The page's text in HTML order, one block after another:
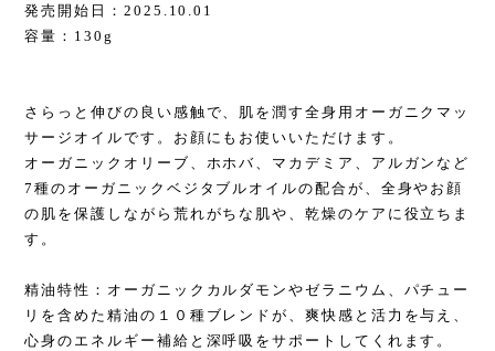
発売開始日：2025.10.01
容量：130g
さらっと伸びの良い感触で、肌を潤す全身用オーガニクマッ
サージオイルです。お顔にもお使いいただけます。
オーガニックオリーブ、ホホバ、マカデミア、アルガンなど
7種のオーガニックベジタブルオイルの配合が、全身やお顔
の肌を保護しながら荒れがちな肌や、乾燥のケアに役立ちま
す。
精油特性：オーガニックカルダモンやゼラニウム、パチュー
リを含めた精油の１０種ブレンドが、爽快感と活力を与え、
心身のエネルギー補給と深呼吸をサポートしてくれます。